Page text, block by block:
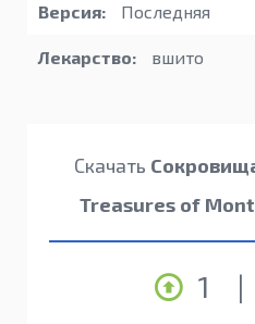
Версия: Последняя
Лекарство: вшито
Скачать
Treasures of
1 |